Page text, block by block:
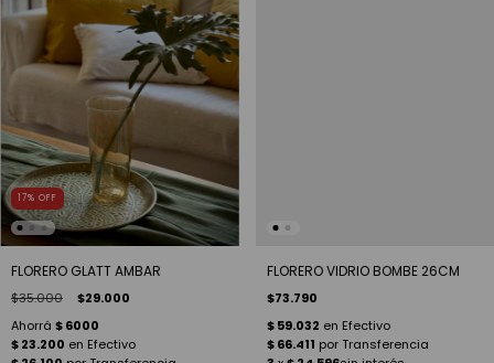
17% OFF
FLORERO GLATT AMBAR
$35.000 $29.000
FLORERO VIDRIO BOMBE 26CM
$73.790